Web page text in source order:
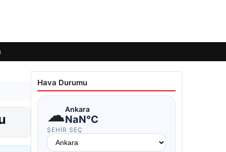
Hava Durumu
☁Ankara
NaN°C
ŞEHIR SEÇ